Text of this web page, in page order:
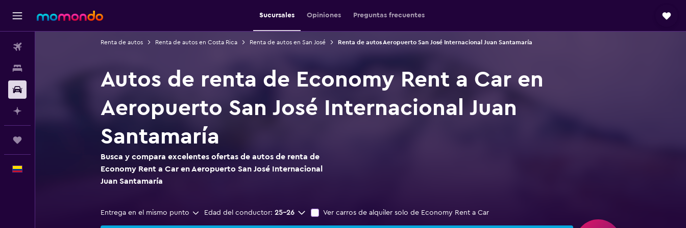
Sucursales Opiniones Preguntas frecuentes
Renta de autos Renta de autos en Costa Rica Renta de autos en San José Renta de autos Aeropuerto San José Internacional Juan Santamaría
Autos de renta de Economy Rent a Car en
Aeropuerto San José Internacional Juan
Santamaría
Busca y compara excelentes ofertas de autos de renta de
Economy Rent a Car en Aeropuerto San José Internacional
Juan Santamaría
Entrega en el mismo punto Edad del conductor: 25-26 Ver carros de alquiler solo de Economy Rent a Car